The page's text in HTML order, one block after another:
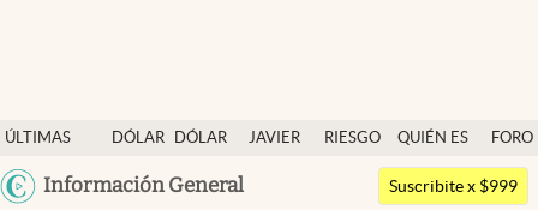
ÚLTIMAS
NOTICIAS
DÓLAR
DÓLAR
JAVIER
RIESGO
QUIÉN ES
QUIÉN
FORO
Argentina
Información General
Dólar
Members Suscribite x $999